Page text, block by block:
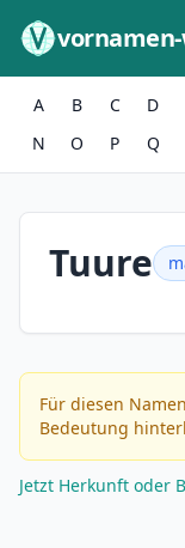
A B C D
N
O P Q
Tuure
Für diesen
Bedeutung
Jetzt Herkunft oder